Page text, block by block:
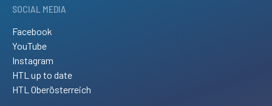
SOCIAL MEDIA
Facebook
YouTube
Instagram
HTL up to date
HTL Oberösterreich